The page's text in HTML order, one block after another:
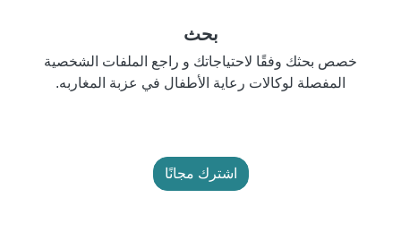
بحث
خصص بحثك وفقًا لاحتياجاتك و راجع الملفات الشخصية
المفصلة لوكالات رعاية الأطفال في عزبة المغاربه.
اشترك مجانًا